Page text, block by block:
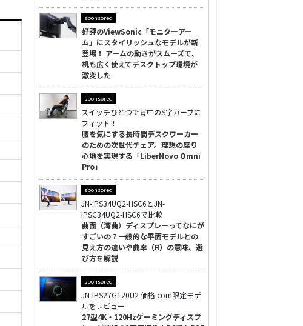
sponsored
好評のViewSonic「モニターアー
ム」にスタイリッシュなモデルが新
登場！ アームの動きがスムーズで、
机も広く使えてデスクトップ環境が
激変した
sponsored
スイッチひとつで背中のS字カーブに
フィット！
腰を気にする長時間デスクワーカー
のための次世代チェア。理想の座り
心地を実現する「LiberNovo Omni
Pro」
sponsored
JN-IPS34UQ2-HSC6とJN-
IPSC34UQ2-HSC6で比較
曲面（湾曲）ディスプレーってなにが
すごいの？一般的な平面モデルとの
見え方の違いや曲率（R）の意味、選
び方を解説
sponsored
JN-IPS27G120U2 価格.com限定モデ
ルをレビュー
27型4K・120Hzゲーミングディスプ